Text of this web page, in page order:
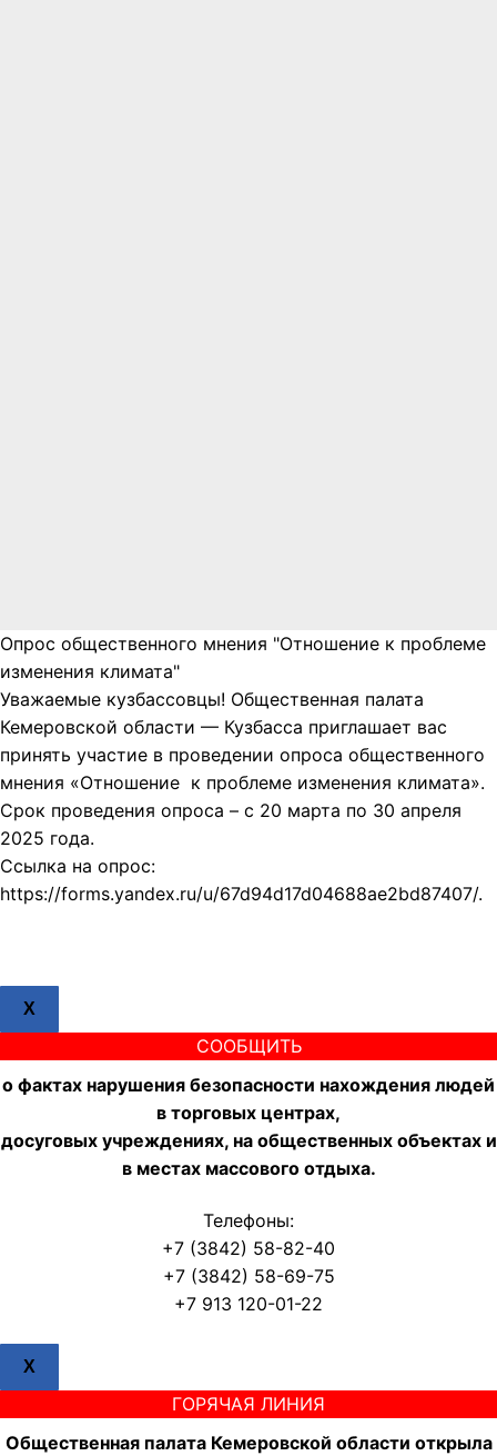
Опрос общественного мнения "Отношение к проблеме
изменения климата"
Уважаемые кузбассовцы! Общественная палата
Кемеровской области — Кузбасса приглашает вас
принять участие в проведении опроса общественного
мнения «Отношение к проблеме изменения климата».
Срок проведения опроса – с 20 марта по 30 апреля
2025 года.
Ссылка на опрос:
https://forms.yandex.ru/u/67d94d17d04688ae2bd87407/.
X
СООБЩИТЬ
о фактах нарушения безопасности нахождения людей
в торговых центрах,
досуговых учреждениях, на общественных объектах и
в местах массового отдыха.
Телефоны:
+7 (3842) 58-82-40
+7 (3842) 58-69-75
+7 913 120-01-22
X
ГОРЯЧАЯ ЛИНИЯ
Общественная палата Кемеровской области открыла